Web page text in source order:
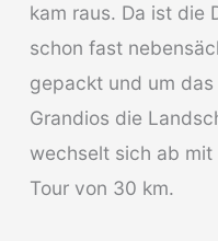
kam raus. Da ist die
schon fast
gepackt und um
Grandios die
wechselt sich ab mit
Tour von 30 km.